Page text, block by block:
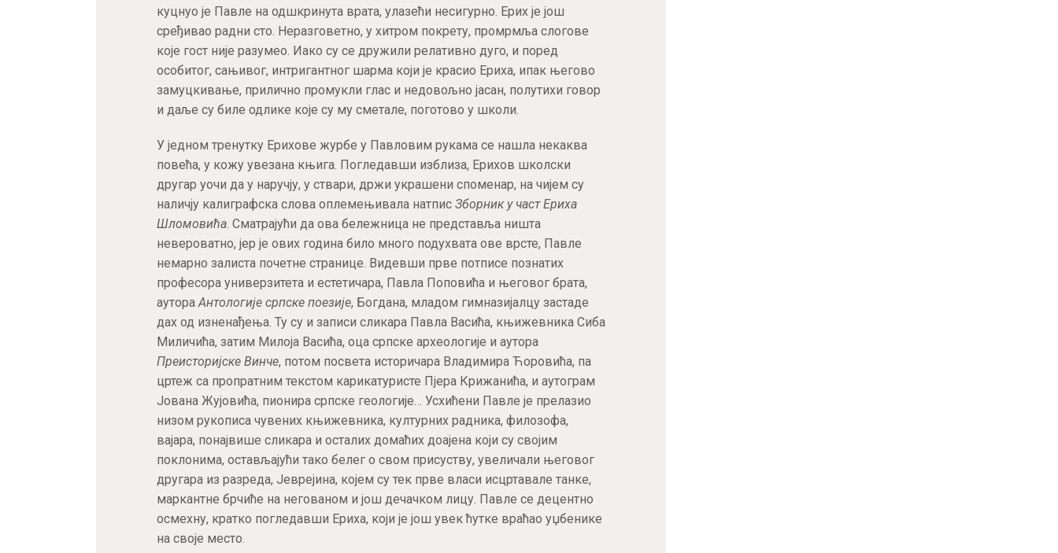
куцнуо је Павле на одшкринута врата, улазећи несигурно. Ерих је још
сређивао радни сто. Неразговетно, у хитром покрету, промрмља слогове
које гост није разумео. Иако су се дружили релативно дуго, и поред
особитог, сањивог, интригантног шарма који је красио Ериха, ипак његово
замуцкивање, прилично промукли глас и недовољно јасан, полутихи говор
и даље су биле одлике које су му сметале, поготово у школи.
У једном тренутку Ерихове журбе у Павловим рукама се нашла некаква
повећа, у кожу увезана књига. Погледавши изблиза, Ерихов школски
другар уочи да у наручју, у ствари, држи украшени споменар, на чијем су
наличју калиграфска слова оплемењивала натпис Зборник у част Ериха
Шломовића. Сматрајући да ова бележница не представља ништа
невероватно, јер је ових година било много подухвата ове врсте, Павле
немарно залиста почетне странице. Видевши прве потписе познатих
професора универзитета и естетичара, Павла Поповића и његовог брата,
аутораАнтологије српске поезије, Богдана, младом гимназијалцу застаде
дах од изненађења. Ту су и записи сликара Павла Васића, књижевника Сиба
Миличића, затим Милоја Васића, оца српске археологије и аутора
Преисторијске Винче, потом посвета историчара Владимира Ћоровића, па
цртеж са пропратним текстом карикатуристе Пјера Крижанића, и аутограм
Јована Жујовића, пионира српске геологије… Усхићени Павле је прелазио
низом рукописа чувених књижевника, културних радника, филозофа,
вајара, понајвише сликара и осталих домаћих доајена који су својим
поклонима, остављајући тако белег о свом присуству, увеличали његовог
другара из разреда, Јеврејина, којем су тек прве власи исцртавале танке,
маркантне брчиће на негованом и још дечачком лицу. Павле се децентно
осмехну, кратко погледавши Ериха, који је још увек ћутке враћао уџбенике
на своје место.